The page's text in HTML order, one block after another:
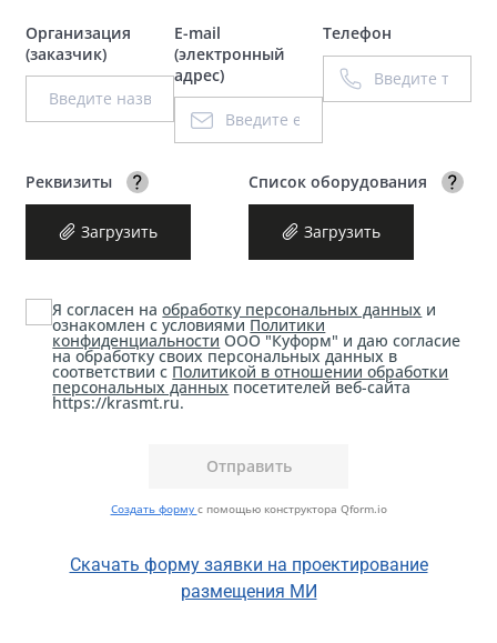
Организация
(заказчик)
E-mail
(электронный
адрес)
Телефон
Реквизиты
Прикрепите реквизиты
Загрузить
Список оборудования
Загрузить
Я согласен наобработку персональных данных и
ознакомлен с условиямиПолитики
конфиденциальности ООО "Куформ" и даю согласие
на обработку своих персональных данных в
соответствии с Политикой в отношении обработки
персональных данныхпосетителей веб-сайта
https://krasmt.ru.
Создать форму с помощью конструктора Qform.io
Скачать форму заявки на проектирование
размещения МИ